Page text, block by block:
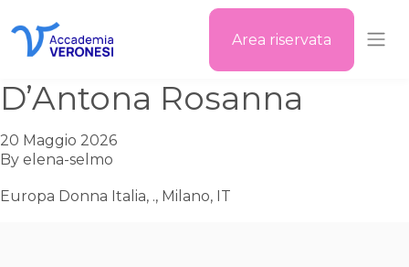
Area riservata
D’Antona Rosanna
20 Maggio 2026
By elena-selmo
Europa Donna Italia, ., Milano, IT